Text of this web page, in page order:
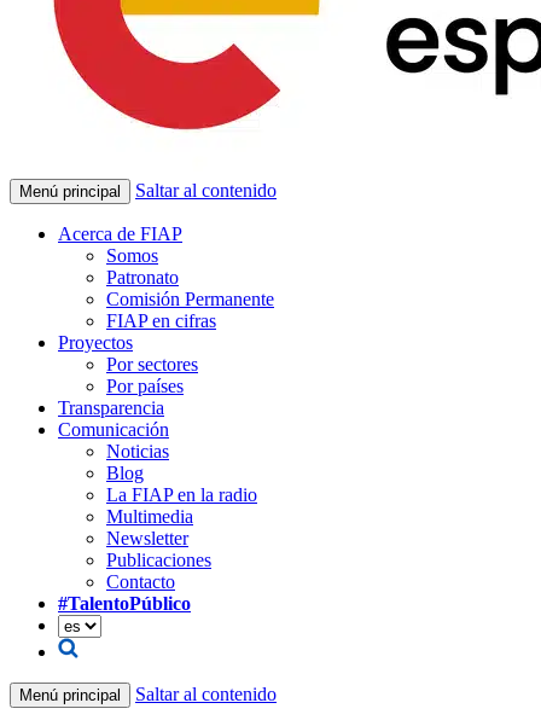
Menú principal Saltar al contenido
Acerca de FIAP
Somos
Patronato
Comisión Permanente
FIAP en cifras
Proyectos
Por sectores
Por países
Transparencia
Comunicación
Noticias
Blog
La FIAP en la radio
Multimedia
Newsletter
Publicaciones
Contacto
#TalentoPúblico
Menú principal Saltar al contenido